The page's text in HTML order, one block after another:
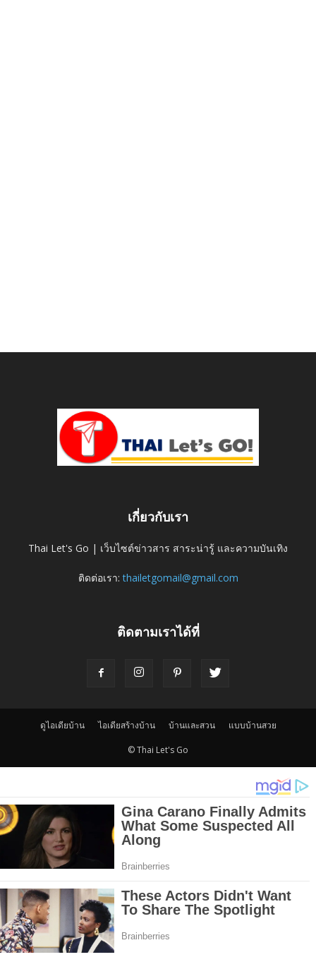
เกี่ยวกับเรา
Thai Let's Go | เว็บไซต์ข่าวสาร สาระน่ารู้ และความบันเทิง
ติดต่อเรา:thailetgomail@gmail.com
ติดตามเราได้ที่
ดูไอเดียบ้าน ไอเดียสร้างบ้าน บ้านและสวน แบบบ้านสวย
© Thai Let's Go